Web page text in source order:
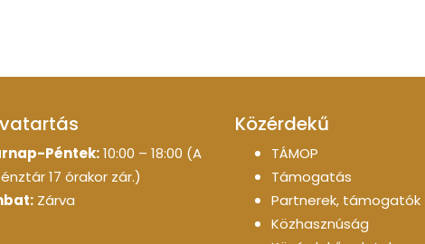
Péntek:10:00 – 18:00 (A
17 órakor zár.)
Zárva
Közérdekű
TÁMOP
Támogatás
Partnerek, támogatók
Közhasznúság